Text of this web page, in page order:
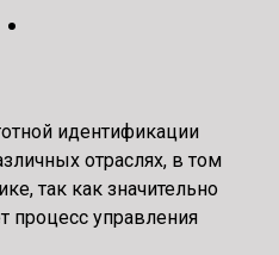
идентификации
отраслях, в том
так как значительно
процесс управления